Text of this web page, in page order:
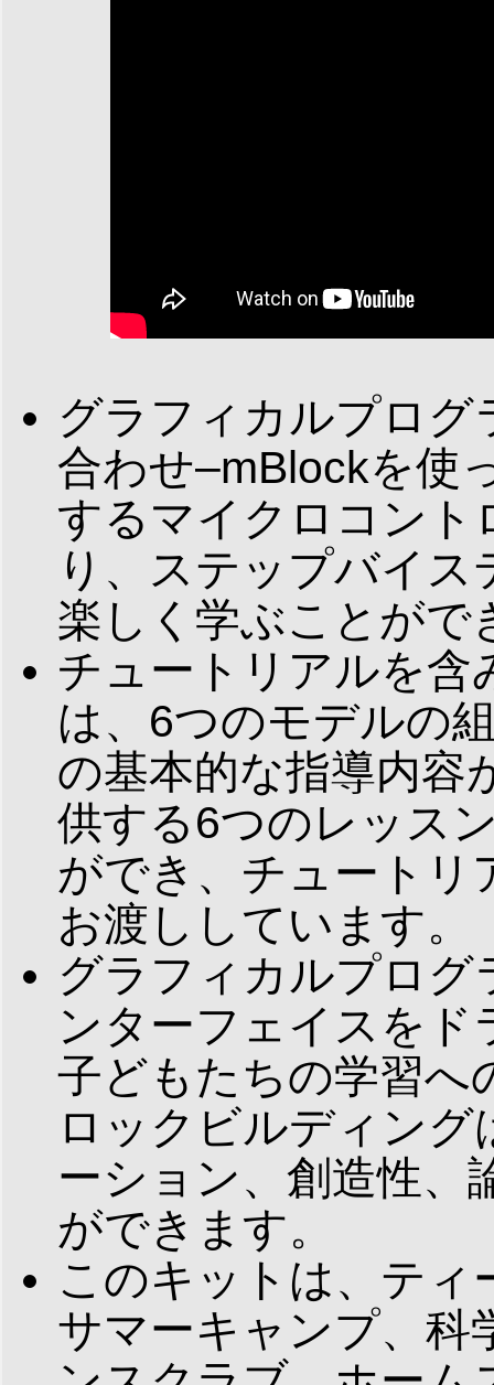
グラフィカルプロ
合わせ–mBlockを使
するマイクロコント
り、ステップバイ
楽しく学ぶことがで
チュートリアルを含
は、6つのモデルの
の基本的な指導内容
供する6つのレッス
ができ、チュートリ
お渡ししています。
グラフィカルプロ
ンターフェイスを
子どもたちの学習へ
ロックビルディン
ーション、創造性、
ができます。
このキットは、テ
サマーキャンプ、科